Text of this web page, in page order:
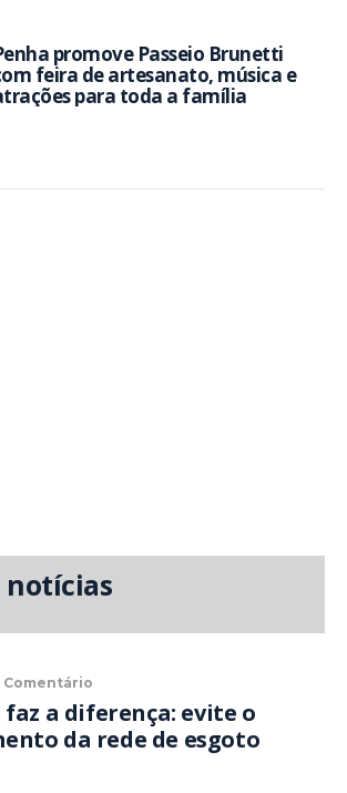
promove Passeio Brunetti
feira de artesanato, música e
para toda a família
Comentário
a diferença: evite o
da rede de esgoto